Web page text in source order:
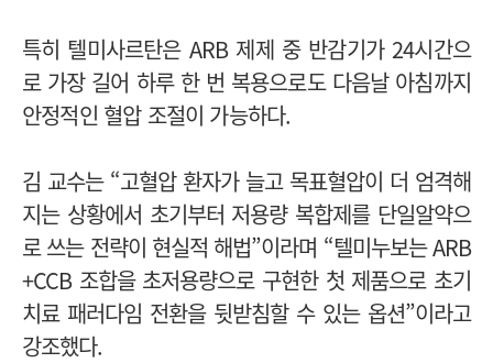
특히 텔미사르탄은 ARB 제제 중 반감기가 24시간으
로 가장 길어 하루 한 번 복용으로도 다음날 아침까지
안정적인 혈압 조절이 가능하다.
김 교수는 “고혈압 환자가 늘고 목표혈압이 더 엄격해
지는 상황에서 초기부터 저용량 복합제를 단일알약으
로 쓰는 전략이 현실적 해법”이라며 “텔미누보는 ARB
+CCB 조합을 초저용량으로 구현한 첫 제품으로 초기
치료 패러다임 전환을 뒷받침할 수 있는 옵션”이라고
강조했다.